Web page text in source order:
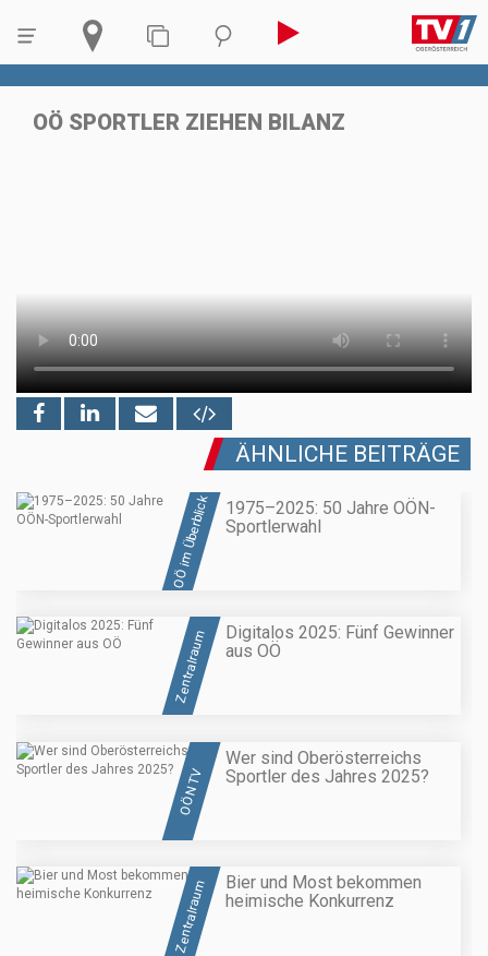
OÖ SPORTLER ZIEHEN BILANZ
ÄHNLICHE BEITRÄGE
OÖ im Überblick
1975–2025: 50 Jahre OÖN-
Sportlerwahl
Zentralraum
Digitalos 2025: Fünf Gewinner
aus OÖ
OÖN TV
Wer sind Oberösterreichs
Sportler des Jahres 2025?
Zentralraum
Bier und Most bekommen
heimische Konkurrenz